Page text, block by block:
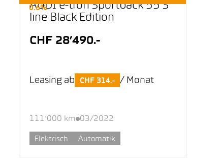
0.6%
AUDI e-tron Sportback 55 S
line Black Edition
CHF 28’490.-
Leasing ab CHF 314.- / Monat
111’000 km 03/2022
Elektrisch Automatik